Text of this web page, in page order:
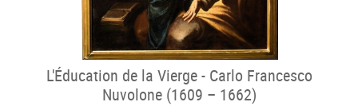
L'Éducation de la Vierge - Carlo Francesco
Nuvolone (1609 – 1662)